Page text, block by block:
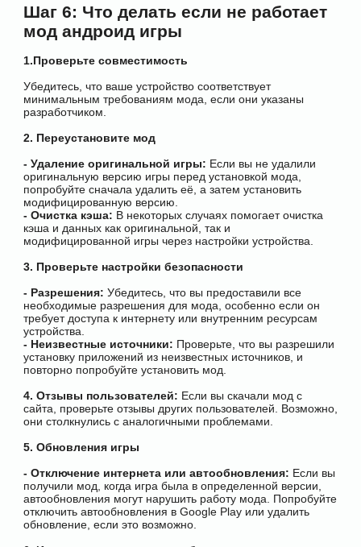
Шаг 6: Что делать если не работает
мод андроид игры
1.Проверьте совместимость
Убедитесь, что ваше устройство соответствует
минимальным требованиям мода, если они указаны
разработчиком.
2. Переустановите мод
- Удаление оригинальной игры: Если вы не удалили
оригинальную версию игры перед установкой мода,
попробуйте сначала удалить её, а затем установить
модифицированную версию.
- Очистка кэша: В некоторых случаях помогает очистка
кэша и данных как оригинальной, так и
модифицированной игры через настройки устройства.
3. Проверьте настройки безопасности
- Разрешения: Убедитесь, что вы предоставили все
необходимые разрешения для мода, особенно если он
требует доступа к интернету или внутренним ресурсам
устройства.
- Неизвестные источники: Проверьте, что вы разрешили
установку приложений из неизвестных источников, и
повторно попробуйте установить мод.
4. Отзывы пользователей: Если вы скачали мод с
сайта, проверьте отзывы других пользователей. Возможно,
они столкнулись с аналогичными проблемами.
5. Обновления игры
- Отключение интернета или автообновления: Если вы
получили мод, когда игра была в определенной версии,
автообновления могут нарушить работу мода. Попробуйте
отключить автообновления в Google Play или удалить
обновление, если это возможно.